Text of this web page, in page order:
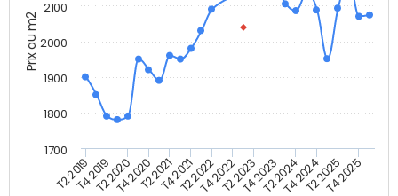
Prix au m2
T2 2019T4 2019T2 2020T4 2020T2 2021T4 2021T2 2022T4 2022T2 2023T4 2023T2 2024T4 2024T2 2025T4 2025
1700
1800
1900
2000
2100